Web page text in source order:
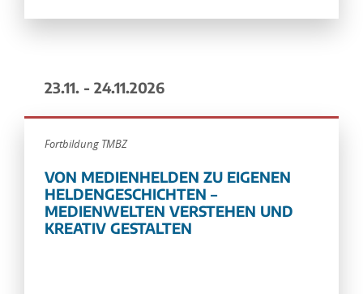
23.11. - 24.11.2026
Fortbildung TMBZ
VON MEDIENHELDEN ZU EIGENEN
HELDENGESCHICHTEN –
MEDIENWELTEN VERSTEHEN UND
KREATIV GESTALTEN